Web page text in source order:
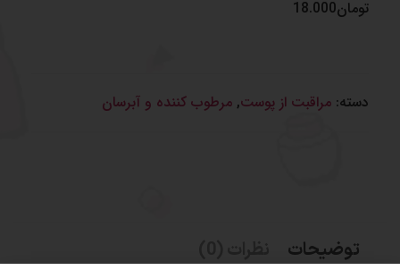
تومان18.000
دسته: مراقبت از پوست, مرطوب کننده و آبرسان
توضیحات